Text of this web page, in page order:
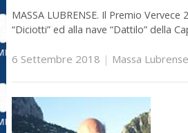
MASSA LUBRENSE. Il Premio
“Diciotti” ed alla nave “Dattilo” della
6 Settembre 2018 | Massa Lubrense